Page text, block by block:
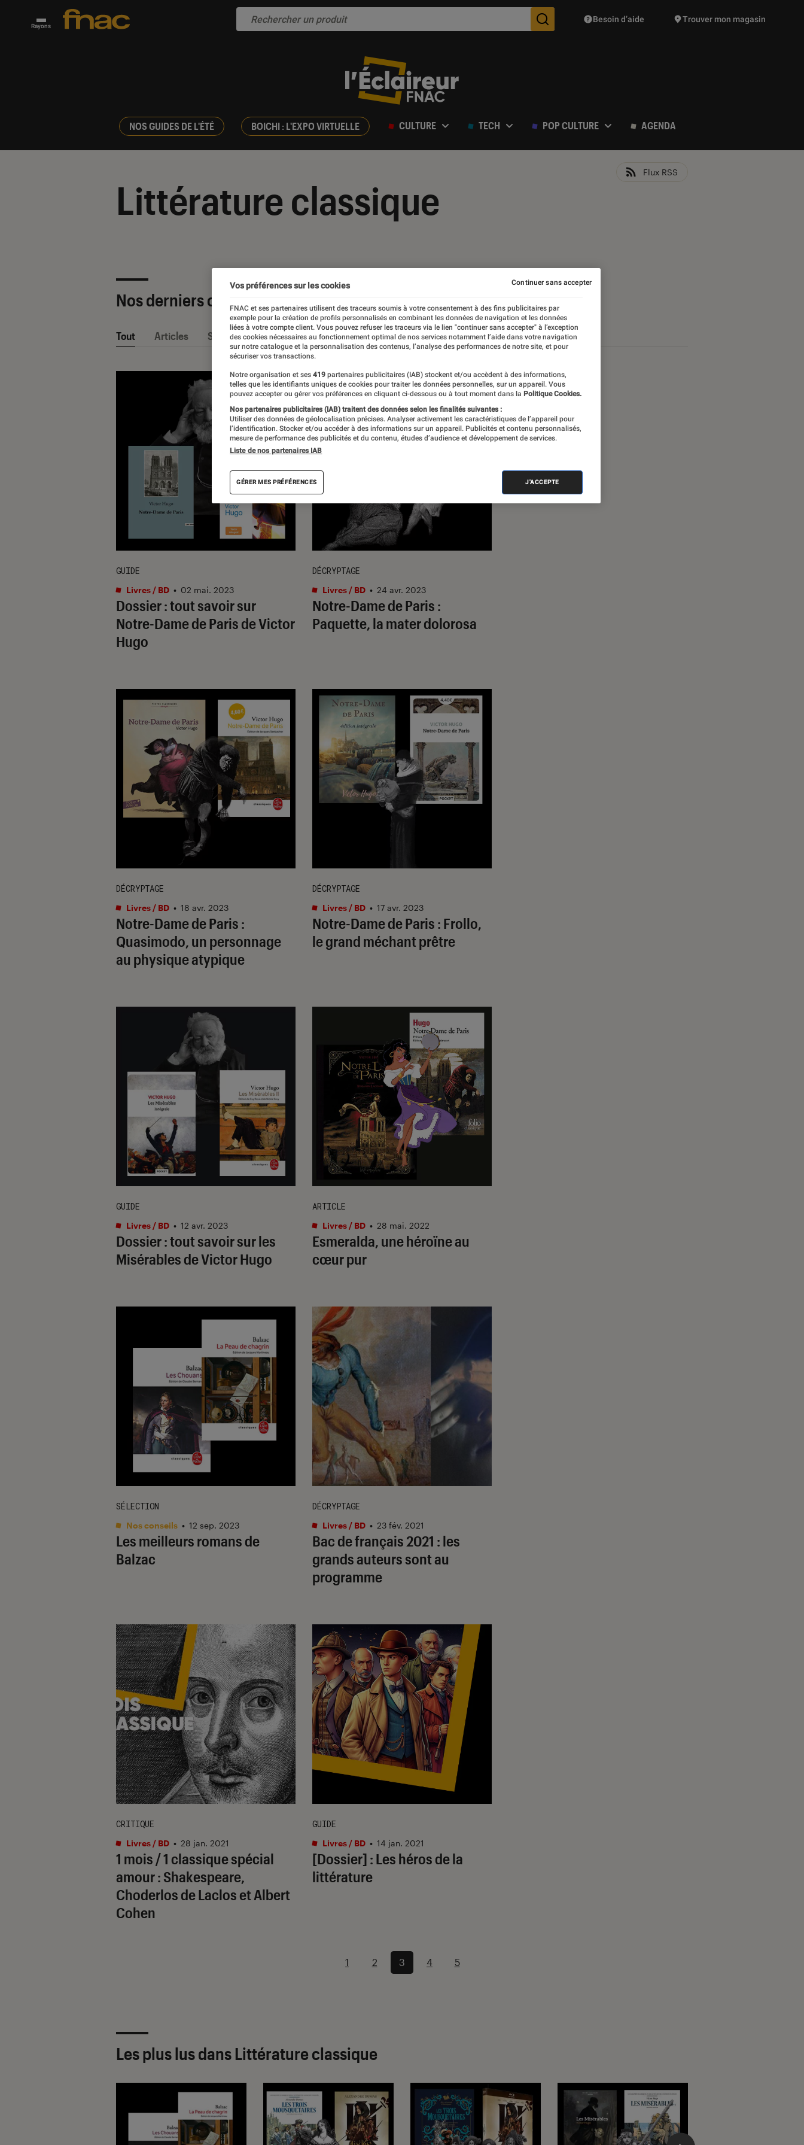
Rayons Des suggestions de produits vont vous être proposées
Besoin d’aide Trouver mon magasin
NOS GUIDES DE L'ÉTÉ BOICHI : L'EXPO VIRTUELLE CULTURE TECH POP CULTURE AGENDA
Littérature classique
Flux RSS
Nos derniers contenus
Tout Articles Sélections et guides
Dossier : tout savoir sur
Notre-Dame de Paris de Victor
Hugo
GUIDE
Livres / BD • 02 mai. 2023
Notre-Dame de Paris :
Paquette, la mater dolorosa
DÉCRYPTAGE
Livres / BD • 24 avr. 2023
Notre-Dame de Paris :
Quasimodo, un personnage
au physique atypique
DÉCRYPTAGE
Livres / BD • 18 avr. 2023
Notre-Dame de Paris : Frollo,
le grand méchant prêtre
DÉCRYPTAGE
Livres / BD • 17 avr. 2023
Dossier : tout savoir sur les
Misérables de Victor Hugo
GUIDE
Livres / BD • 12 avr. 2023
Esmeralda, une héroïne au
cœur pur
ARTICLE
Livres / BD • 28 mai. 2022
Les meilleurs romans de
Balzac
SÉLECTION
Nos conseils • 12 sep. 2023
Bac de français 2021 : les
grands auteurs sont au
programme
DÉCRYPTAGE
Livres / BD • 23 fév. 2021
1 mois / 1 classique spécial
amour : Shakespeare,
Choderlos de Laclos et Albert
Cohen
CRITIQUE
Livres / BD • 28 jan. 2021
[Dossier] : Les héros de la
littérature
GUIDE
Livres / BD • 14 jan. 2021
1 2 3 4 5
Les plus lus dans Littérature classique
Vos préférences sur les cookies
FNAC et ses partenaires utilisent des traceurs soumis à votre consentement à des fins publicitaires par
exemple pour la création de profils personnalisés en combinant les données de navigation et les données
liées à votre compte client. Vous pouvez refuser les traceurs via le lien "continuer sans accepter" à l’exception
des cookies nécessaires au fonctionnement optimal de nos services notamment l’aide dans votre navigation
sur notre catalogue et la personnalisation des contenus, l’analyse des performances de notre site, et pour
sécuriser vos transactions.
Notre organisation et ses 419 partenaires publicitaires (IAB) stockent et/ou accèdent à des informations,
telles que les identifiants uniques de cookies pour traiter les données personnelles, sur un appareil. Vous
pouvez accepter ou gérer vos préférences en cliquant ci-dessous ou à tout moment dans la Politique Cookies.
Nos partenaires publicitaires (IAB) traitent des données selon les finalités suivantes :
Utiliser des données de géolocalisation précises. Analyser activement les caractéristiques de l’appareil pour
l’identification. Stocker et/ou accéder à des informations sur un appareil. Publicités et contenu personnalisés,
mesure de performance des publicités et du contenu, études d’audience et développement de services.
Liste de nos partenaires IAB
GÉRER MES PRÉFÉRENCES J'ACCEPTE
Continuer sans accepter